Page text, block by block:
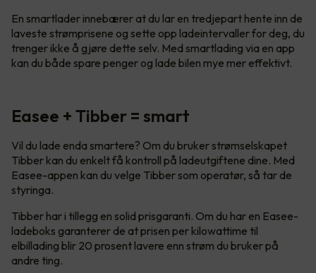
En smartlader innebærer at du lar en tredjepart hente inn de
laveste strømprisene og sette opp ladeintervaller for deg, du
trenger ikke å gjøre dette selv. Med smartlading via en app
kan du både spare penger og lade bilen mye mer effektivt.
Easee + Tibber = smart
Vil du lade enda smartere? Om du bruker strømselskapet
Tibber kan du enkelt få kontroll på ladeutgiftene dine. Med
Easee-appen kan du velge Tibber som operatør, så tar de
styringa.
Tibber har i tillegg en solid prisgaranti. Om du har en Easee-
ladeboks garanterer de at prisen per kilowattime til
elbillading blir 20 prosent lavere enn strøm du bruker på
andre ting.